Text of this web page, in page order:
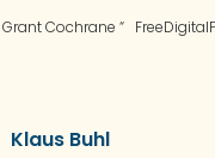
Cochrane “
Klaus Buhl